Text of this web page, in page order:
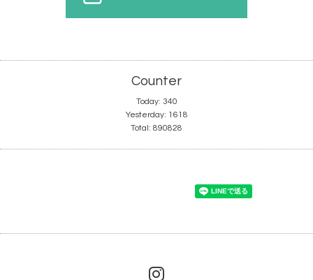
Counter
Today: 340
Yesterday: 1618
Total: 890828